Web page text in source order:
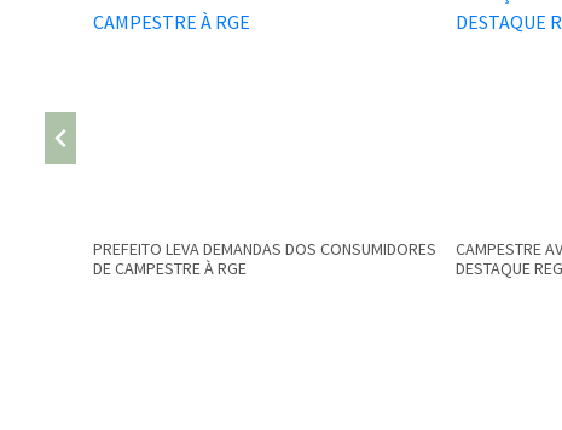
PREFEITO LEVA DEMANDAS DOS CONSUMIDORES
DE CAMPESTRE À RGE
CAMPESTRE
DESTAQUE